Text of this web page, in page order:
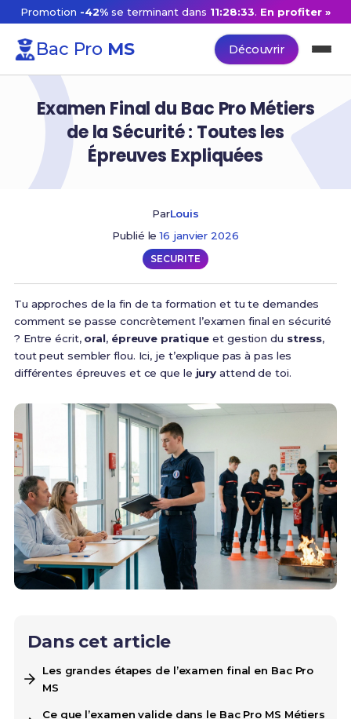
Promotion -42% se terminant dans 11:28:32. En profiter »
Bac Pro MS Découvrir
Examen Final du Bac Pro Métiers
de la Sécurité : Toutes les
Épreuves Expliquées
ParLouis
Publié le16 janvier 2026
SECURITE
Tu approches de la fin de ta formation et tu te demandes
comment se passe concrètement l’examen final en sécurité
? Entre écrit, oral, épreuve pratique et gestion du stress,
tout peut sembler flou. Ici, je t’explique pas à pas les
différentes épreuves et ce que le jury attend de toi.
Dans cet article
Les grandes étapes de l’examen final en Bac Pro
MS
Ce que l’examen valide dans le Bac Pro MS Métiers